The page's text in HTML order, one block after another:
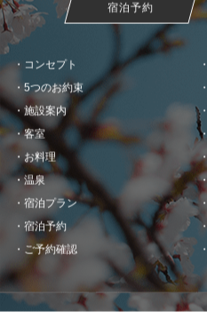
宿泊予約
コンセプト
5つのお約束
施設案内
客室
お料理
温泉
宿泊プラン
宿泊予約
ご予約確認